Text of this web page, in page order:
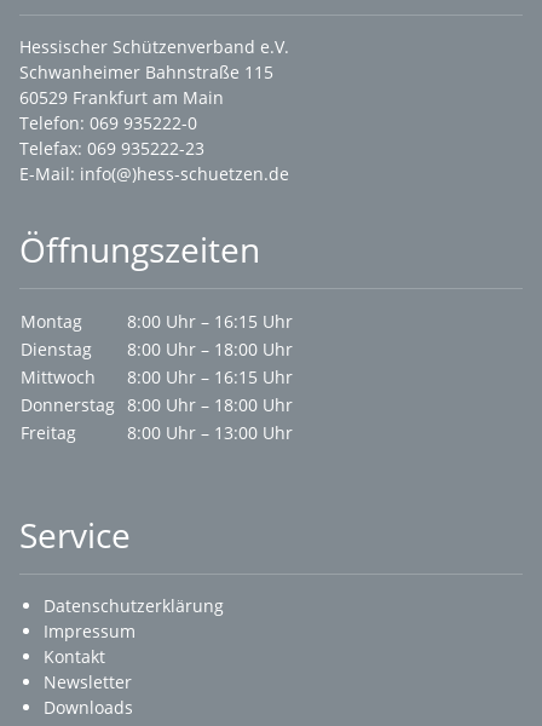
Hessischer Schützenverband e.V.
Schwanheimer Bahnstraße 115
60529 Frankfurt am Main
Telefon: 069 935222-0
Telefax: 069 935222-23
E-Mail: info(@)hess-schuetzen.de
Öffnungszeiten
Montag
8:00 Uhr – 16:15 Uhr
Dienstag
8:00 Uhr – 18:00 Uhr
Mittwoch
8:00 Uhr – 16:15 Uhr
Donnerstag 8:00 Uhr – 18:00 Uhr
Freitag
8:00 Uhr – 13:00 Uhr
Service
Datenschutzerklärung
Impressum
Kontakt
Newsletter
Downloads